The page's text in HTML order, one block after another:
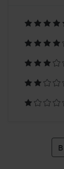
på
1